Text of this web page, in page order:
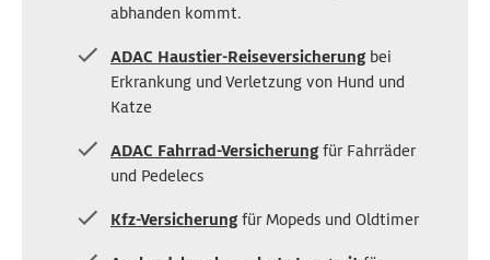
abhanden kommt.
ADAC Haustier-Reiseversicherung bei
Erkrankung und Verletzung von Hund und
Katze
ADAC Fahrrad-Versicherung für Fahrräder
und Pedelecs
Kfz-Versicherungfür Mopeds und Oldtimer